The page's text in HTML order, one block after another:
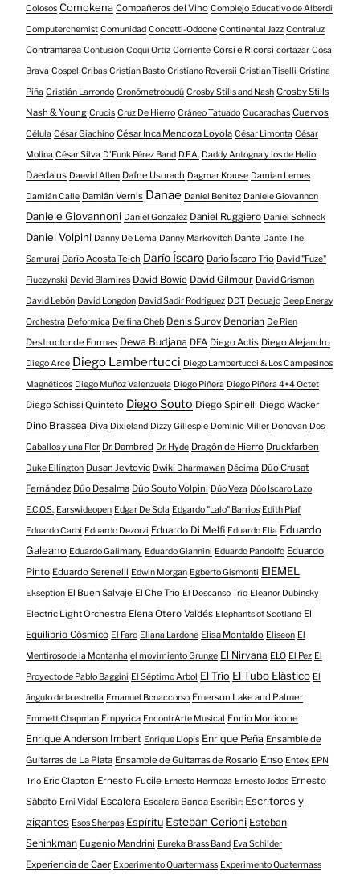
Colosos Comokena Compañeros del Vino Complejo Educativo de Alberdi
Computerchemist Comunidad Concetti-Oddone Continental Jazz Contraluz
Contramarea Contusión Coqui Ortiz Corriente Corsi e Ricorsi cortazar Cosa
Brava Cospel Cribas Cristian Basto Cristiano Roversii Cristian Tiselli Cristina
Piña Cristián Larrondo Cronómetrobudú Crosby Stills and Nash Crosby Stills
Nash & Young Crucis Cruz De Hierro Cráneo Tatuado Cucarachas Cuervos
Célula César Giachino César Inca Mendoza Loyola César Limonta César
Molina César Silva D'Funk Pérez Band D.F.A. Daddy Antogna y los de Helio
Daedalus Daevid Allen Dafne Usorach Dagmar Krause Damian Lemes
Damián Calle Damián Vernis Danae Daniel Benitez Daniele Giovannon
Daniele Giovannoni Daniel Gonzalez Daniel Ruggiero Daniel Schneck
Daniel Volpini Danny De Lema Danny Markovitch Dante Dante The
Samurai Darío Acosta Teich Darío Íscaro Darío Íscaro Trío David "Fuze"
Fiuczynski David Blamires David Bowie David Gilmour David Grisman
David Lebón David Longdon David Sadir Rodriguez DDT Decuajo Deep Energy
Orchestra Deformica Delfina Cheb Denis Surov Denorian De Rien
Destructor de Formas Dewa Budjana DFA Diego Actis Diego Alejandro
Diego Arce Diego Lambertucci Diego Lambertucci & Los Campesinos
Magnéticos Diego Muñoz Valenzuela Diego Piñera Diego Piñera 4+4 Octet
Diego Schissi Quinteto Diego Souto Diego Spinelli Diego Wacker
Dino Brassea Diva Dixieland Dizzy Gillespie Dominic Miller Donovan Dos
Caballos y una Flor Dr. Dambred Dr. Hyde Dragón de Hierro Druckfarben
Duke Ellington Dusan Jevtovic Dwiki Dharmawan Décima Dúo Crusat
Fernández Dúo Desalma Dúo Souto Volpini Dúo Veza Dúo Íscaro Lazo
E.C.O.S. Earswideopen Edgar De Sola Edgardo "Lalo" Barrios Edith Piaf
Eduardo Carbi Eduardo Dezorzi Eduardo Di Melfi Eduardo Elia Eduardo
Galeano Eduardo Galimany Eduardo Giannini Eduardo Pandolfo Eduardo
Pinto Eduardo Serenelli Edwin Morgan Egberto Gismonti EIEMEL
Ekseption El Buen Salvaje El Che Trío El Descanso Trío Eleanor Dubinsky
Electric Light Orchestra Elena Otero Valdés Elephants of Scotland El
Equilibrio Cósmico El Faro Eliana Lardone Elisa Montaldo Eliseon El
Mentiroso de la Montanha el movimiento Grunge El Nirvana ELO El Pez El
Proyecto de Pablo Baggini El Séptimo Árbol El Trío El Tubo Elástico El
ángulo de la estrella Emanuel Bonaccorso Emerson Lake and Palmer
Emmett Chapman Empyrica EncontrArte Musical Ennio Morricone
Enrique Anderson Imbert Enrique Llopis Enrique Peña Ensamble de
Guitarras de La Plata Ensamble de Guitarras de Rosario Enso Entek EPN
Trío Eric Clapton Ernesto Fucile Ernesto Hermoza Ernesto Jodos Ernesto
Sábato Erni Vidal Escalera Escalera Banda Escribir: Escritores y
gigantes Esos Sherpas Espíritu Esteban Cerioni Esteban
Sehinkman Eugenio Mandrini Eureka Brass Band Eva Schilder
Experiencia de Caer Experimento Quartermass Experimento Quatermass